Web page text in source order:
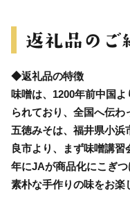
◆返礼品の特徴
味噌は、1200年前中国
られており、全国へ伝わ
五徳みそは、福井県小浜
良市より、まず味噌講
年にJAが商品化にこぎつ
素朴な手作りの味をお楽